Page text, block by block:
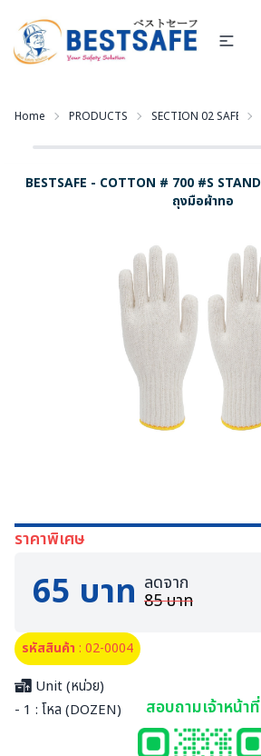
Home PRODUCTS SECTION 02 SAFETY
BESTSAFE - COTTON # 700 #S
ถุงมือผ้าทอ
ราคาพิเศษ
65 บาท ลดจาก
85 บาท
รหัสสินค้า : 02-0004
Unit (หน่วย)
- 1 : โหล (DOZEN)
สอบถามเจ้าหน้าที่